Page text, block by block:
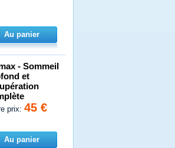
Au panier
- Sommeil
et
prix:45 €
Au panier